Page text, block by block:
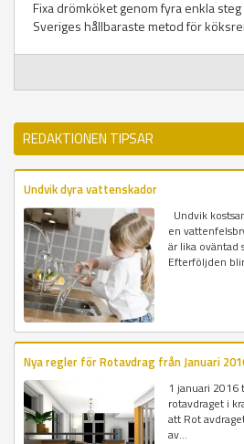
Fixa drömköket genom fyra enkla
Sveriges hållbaraste metod för
REDAKTIONEN TIPSAR
Undvik dyra vattenskador
Undvik
en
är lika
Efterföljden
Nya regler för Rotavdrag från Januari
1 januari 2016
rotavdraget i
att Rot
av...